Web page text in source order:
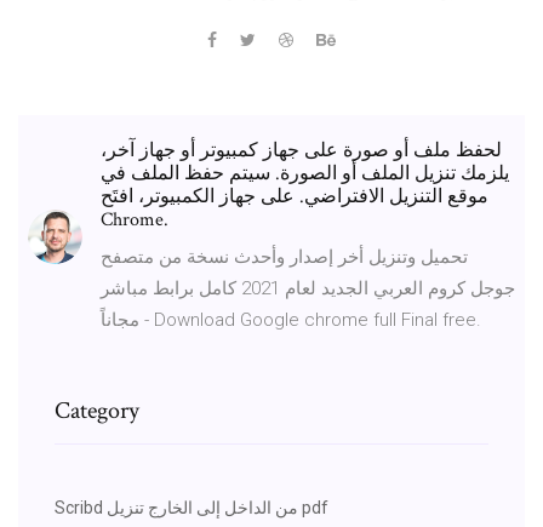
لحفظ ملف أو صورة على جهاز كمبيوتر أو جهاز آخر،
يلزمك تنزيل الملف أو الصورة. سيتم حفظ الملف في
موقع التنزيل الافتراضي. على جهاز الكمبيوتر، افتَح
Chrome.
تحميل وتنزيل أخر إصدار وأحدث نسخة من متصفح
جوجل كروم العربي الجديد لعام 2021 كامل برابط مباشر
مجاناً - Download Google chrome full Final free.
Category
Scribd من الداخل إلى الخارج تنزيل pdf